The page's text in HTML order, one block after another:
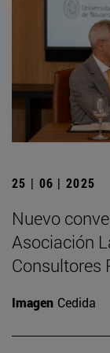
25 | 06 | 2025
Nuevo
Asociación
Consultores
Imagen Cedida